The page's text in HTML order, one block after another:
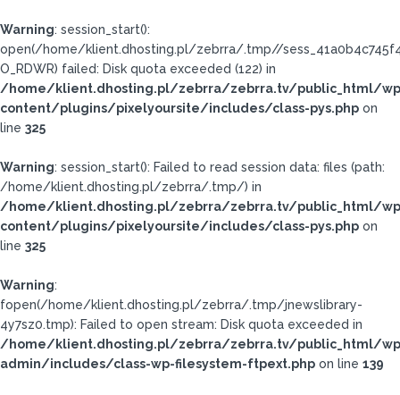
Warning: session_start():
open(/home/klient.dhosting.pl/zebrra/.tmp//
O_RDWR) failed: Disk quota exceeded (122) in
/home/klient.dhosting.pl/zebrra/zebrra.tv/public_html/
content/plugins/pixelyoursite/includes/class-pys.php on
line 325
Warning: session_start(): Failed to read session data: files (path:
/home/klient.dhosting.pl/zebrra/.tmp/) in
/home/klient.dhosting.pl/zebrra/zebrra.tv/public_html/
content/plugins/pixelyoursite/includes/class-pys.php on
line 325
Warning:
fopen(/home/klient.dhosting.pl/zebrra/.tmp/jnewslibrary-
4y7sz0.tmp): Failed to open stream: Disk quota exceeded in
/home/klient.dhosting.pl/zebrra/zebrra.tv/public_html/
admin/includes/class-wp-filesystem-ftpext.php on line 139